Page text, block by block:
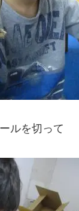
ルを切って